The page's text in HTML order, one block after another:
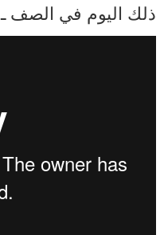
ذلك اليوم في الصف ـ